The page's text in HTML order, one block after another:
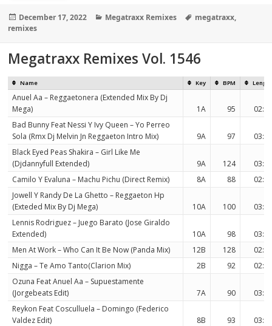
Posted
on
December 17, 2022 Categories
Megatraxx Remixes Tags
megatraxx,
remixes
Megatraxx Remixes Vol. 1546
Name Key BPM
Anuel Aa – Reggaetonera (Extended Mix By Dj
Mega)
1A 95
Bad Bunny Feat Nessi Y Ivy Queen – Yo Perreo
Sola (Rmx Dj Melvin Jn Reggaeton Intro Mix)
9A 97
Black Eyed Peas Shakira – Girl Like Me
(Djdannyfull Extended)
9A 124
Camilo Y Evaluna – Machu Pichu (Direct Remix)
8A 88
Jowell Y Randy De La Ghetto – Reggaeton Hp
(Exteded Mix By Dj Mega)
10A 100
Lennis Rodriguez – Juego Barato (Jose Giraldo
Extended)
10A 98
Men At Work – Who Can It Be Now (Panda Mix)
12B 128
Nigga – Te Amo Tanto(Clarion Mix)
2B 92
Ozuna Feat Anuel Aa – Supuestamente
(Jorgebeats Edit)
7A 90
Reykon Feat Cosculluela – Domingo (Federico
Valdez Edit)
8B 93